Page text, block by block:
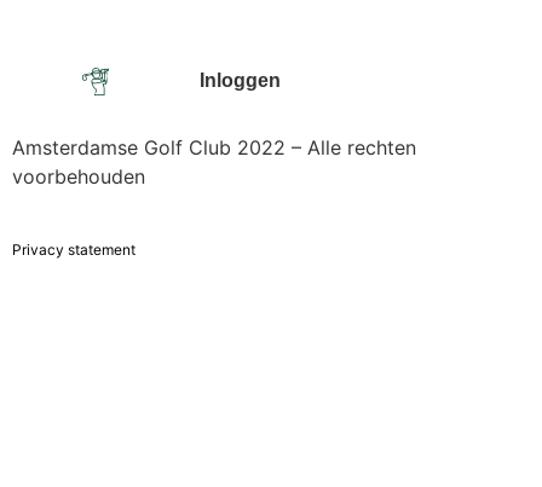
Inloggen
Amsterdamse Golf Club 2022 – Alle rechten
voorbehouden
Privacy statement